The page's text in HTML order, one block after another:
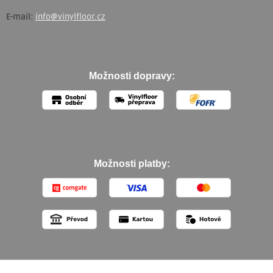
E-mail: info@vinylfloor.cz
Možnosti dopravy:
Možnosti platby: